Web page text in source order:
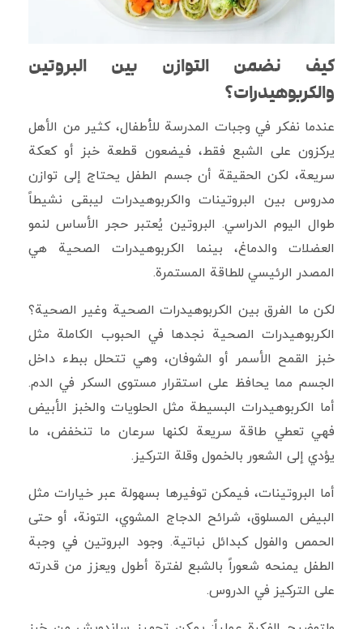
كيف نضمن التوازن بين البروتين
والكربوهيدرات؟
عندما نفكر في وجبات المدرسة للأطفال، كثير من الأهل
يركزون على الشبع فقط، فيضعون قطعة خبز أو كعكة
سريعة، لكن الحقيقة أن جسم الطفل يحتاج إلى توازن
مدروس بين البروتينات والكربوهيدرات ليبقى نشيطاً
طوال اليوم الدراسي. البروتين يُعتبر حجر الأساس لنمو
العضلات والدماغ، بينما الكربوهيدرات الصحية هي
المصدر الرئيسي للطاقة المستمرة.
لكن ما الفرق بين الكربوهيدرات الصحية وغير الصحية؟
الكربوهيدرات الصحية نجدها في الحبوب الكاملة مثل
خبز القمح الأسمر أو الشوفان، وهي تتحلل ببطء داخل
الجسم مما يحافظ على استقرار مستوى السكر في الدم.
أما الكربوهيدرات البسيطة مثل الحلويات والخبز الأبيض
فهي تعطي طاقة سريعة لكنها سرعان ما تنخفض، ما
يؤدي إلى الشعور بالخمول وقلة التركيز.
أما البروتينات، فيمكن توفيرها بسهولة عبر خيارات مثل
البيض المسلوق، شرائح الدجاج المشوي، التونة، أو حتى
الحمص والفول كبدائل نباتية. وجود البروتين في وجبة
الطفل يمنحه شعوراً بالشبع لفترة أطول ويعزز من قدرته
على التركيز في الدروس.